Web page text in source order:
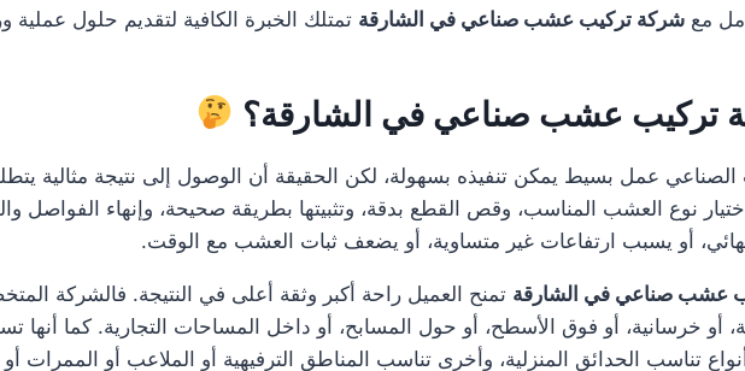
مع شركة تركيب عشب صناعي في الشارقة تمتلك الخبرة الكافية لتقديم حلول
تركيب عشب صناعي في الشارقة؟
عمل بسيط يمكن تنفيذه بسهولة، لكن الحقيقة أن الوصول إلى نتيجة مثالية
واختيار نوع العشب المناسب، وقص القطع بدقة، وتثبيتها بطريقة صحيحة، وإنهاء
أو يسبب ارتفاعات غير متساوية، أو يضعف ثبات العشب مع الوقت.
عشب صناعي في الشارقة تمنح العميل راحة أكبر وثقة أعلى في النتيجة. فالشركة
أو خرسانية، أو فوق الأسطح، أو حول المسابح، أو داخل المساحات التجارية. كما
تناسب الحدائق المنزلية، وأخرى تناسب المناطق الترفيهية أو الملاعب أو الممرات أو